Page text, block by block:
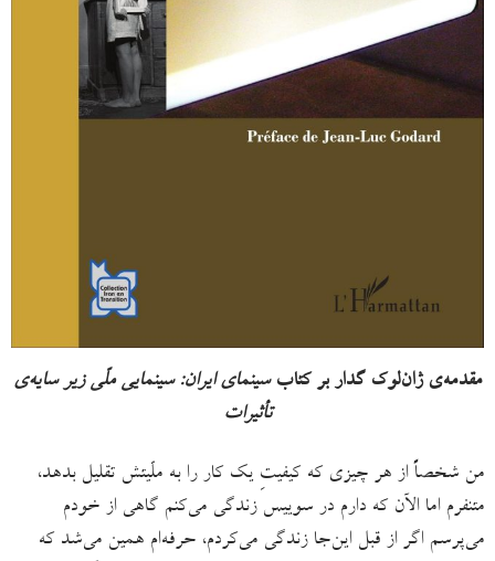
مقدمه‌ی ژان‌لوک گدار بر کتابسینمای ایران: سینمایی ملّی زیر سایه‌ی
تأثیرات
من شخصاً از هر چیزی که کیفیتِ یک کار را به ملّیتش تقلیل بدهد،
متنفرم اما الآن که دارم در سوییس زندگی می‌کنم گاهی از خودم
می‌پرسم اگر از قبل این‌جا زندگی می‌کردم، حرفه‌ام همین می‌شد که